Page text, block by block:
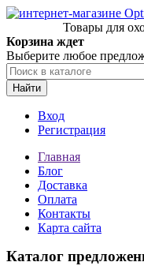
Товары для
Корзина ждет
Выберите любое
Найти
Вход
Регистрация
Главная
Блог
Доставка
Оплата
Контакты
Карта сайта
Каталог